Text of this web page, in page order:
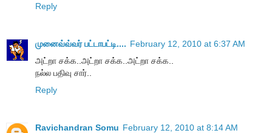
Reply
முனைவ்வ்வர் பட்டாபட்டி.... February 12, 2010 at 6:37 AM
அட்றா சக்க..அட்றா சக்க..அட்றா சக்க..
நல்ல பதிவு சார்..
Reply
Ravichandran Somu February 12, 2010 at 8:14 AM